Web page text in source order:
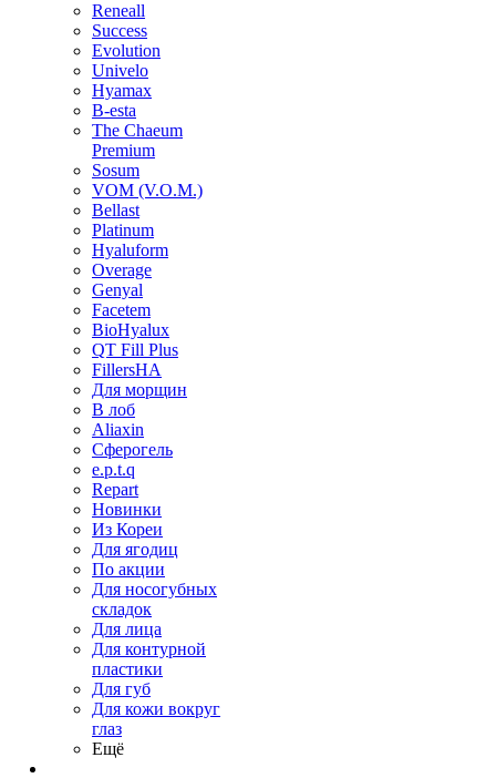
Reneall
Success
Evolution
Univelo
Hyamax
B-esta
The Chaeum
Premium
Sosum
VOM (V.O.M.)
Bellast
Platinum
Hyaluform
Overage
Genyal
Facetem
BioHyalux
QT Fill Plus
FillersHA
Для морщин
В лоб
Aliaxin
Сферогель
e.p.t.q
Repart
Новинки
Из Кореи
Для ягодиц
По акции
Для носогубных
складок
Для лица
Для контурной
пластики
Для губ
Для кожи вокруг
глаз
Ещё